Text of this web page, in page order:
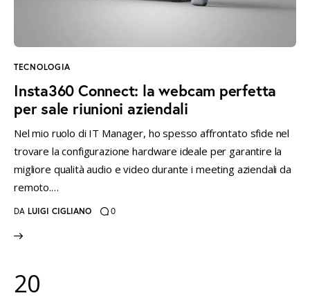
TECNOLOGIA
Insta360 Connect: la webcam perfetta
per sale riunioni aziendali
Nel mio ruolo di IT Manager, ho spesso affrontato sfide nel
trovare la configurazione hardware ideale per garantire la
migliore qualità audio e video durante i meeting aziendali da
remoto.…
DA LUIGI CIGLIANO 0
20